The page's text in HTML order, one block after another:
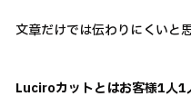
文章だけでは伝わりにくいと
Luciroカットとはお客様1人1